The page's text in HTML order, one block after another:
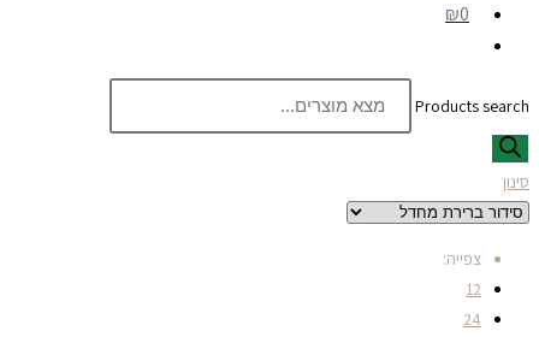
₪0
Products search
סינון
צפייה:
12
24